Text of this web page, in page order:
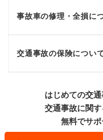
事故車の修理・全損に
交通事故の保険につい
はじめての交通
交通事故に関
無料でサポ